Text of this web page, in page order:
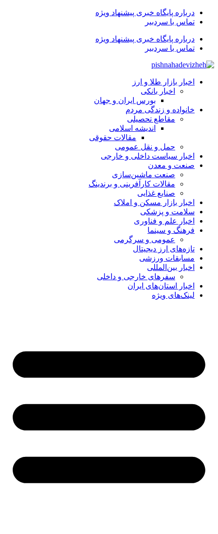
درباره پایگاه خبری پیشنهاد ویژه
تماس با سردبیر
درباره پایگاه خبری پیشنهاد ویژه
تماس با سردبیر
اخبار بازار طلا و ارز
اخبار بانکی
بورس ایران و جهان
خانواده و زندگی مردم
مقاطع تحصیلی
اندیشه اسلامی
مقالات حقوقی
حمل و نقل عمومی
اخبار سیاست داخلی و خارجی
صنعت و معدن
صنعت ماشین‌سازی
مقالات کارآفرینی و برندینگ
صنایع غذایی
اخبار بازار مسکن و املاک
سلامت و پزشکی
اخبار علم و فناوری
فرهنگ و سینما
عمومی و سرگرمی
تازه‌های ارز دیجیتال
مسابقات ورزشی
اخبار بین‌المللی
سفرهای خارجی و داخلی
اخبار استان‌های ایران
لینک‌های ویژه